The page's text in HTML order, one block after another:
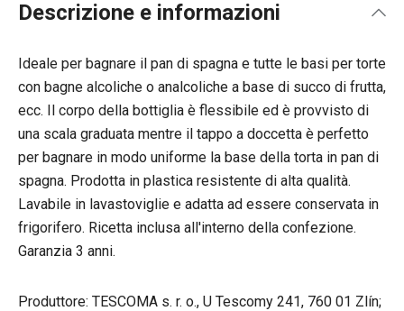
Descrizione e informazioni
Ideale per bagnare il pan di spagna e tutte le basi per torte
con bagne alcoliche o analcoliche a base di succo di frutta,
ecc. Il corpo della bottiglia è flessibile ed è provvisto di
una scala graduata mentre il tappo a doccetta è perfetto
per bagnare in modo uniforme la base della torta in pan di
spagna. Prodotta in plastica resistente di alta qualità.
Lavabile in lavastoviglie e adatta ad essere conservata in
frigorifero. Ricetta inclusa all'interno della confezione.
Garanzia 3 anni.
Produttore: TESCOMA s. r. o., U Tescomy 241, 760 01 Zlín;